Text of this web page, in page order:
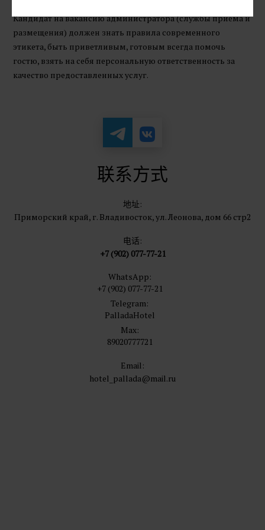
Кандидат на вакансию администратора (службы приема и
размещения) должен знать правила современного
этикета, быть приветливым, готовым всегда помочь
гостю, взять на себя персональную ответственность за
качество предоставленных услуг.
联系方式
地址:
Приморский край, г. Владивосток, ул. Леонова, дом 66 стр2
电话:
+7 (902) 077-77-21
WhatsApp:
+7 (902) 077-77-21
Telegram:
PalladaHotel
Max:
89020777721
Email:
hotel_pallada@mail.ru